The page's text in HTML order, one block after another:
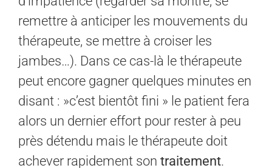
remettre à anticiper les mouvements du
thérapeute, se mettre à croiser les
jambes…). Dans ce cas-là le thérapeute
peut encore gagner quelques minutes en
disant : »c’est bientôt fini » le patient fera
alors un dernier effort pour rester à peu
près détendu mais le thérapeute doit
achever rapidement son traitement.